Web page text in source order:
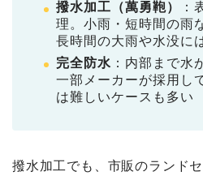
撥水加工（萬勇鞄）
：
理。小雨・短時間の雨
長時間の大雨や水没に
完全防水 ：内部まで水
一部メーカーが採用し
は難しいケースも多い
撥水加工でも、市販のランド